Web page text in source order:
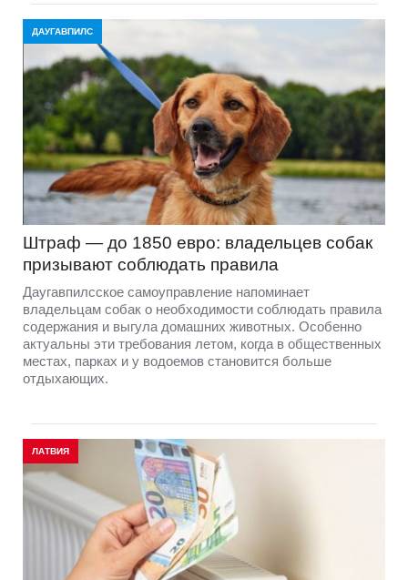
ДАУГАВПИЛС
Штраф — до 1850 евро: владельцев собак
призывают соблюдать правила
Даугавпилсское самоуправление напоминает
владельцам собак о необходимости соблюдать правила
содержания и выгула домашних животных. Особенно
актуальны эти требования летом, когда в общественных
местах, парках и у водоемов становится больше
отдыхающих.
ЛАТВИЯ